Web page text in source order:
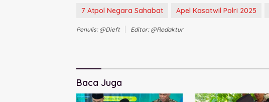
7 Atpol Negara Sahabat Apel Kasatwil Polri 2025
Penulis: @dieft Editor: @redaktur
Baca Juga